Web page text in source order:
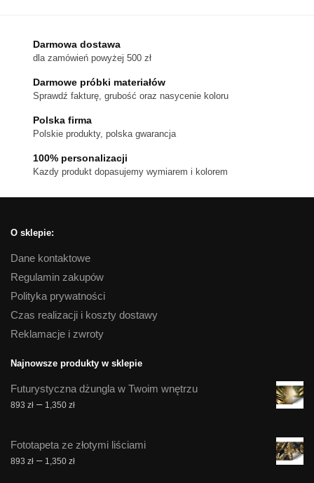
Darmowa dostawa
dla zamówień powyżej 500 zł
Darmowe próbki materiałów
Sprawdź fakturę, grubość oraz nasycenie koloru
Polska firma
Polskie produkty, polska gwarancja
100% personalizacji
Kazdy produkt dopasujemy wymiarem i kolorem
O sklepie:
Dane kontaktowe
Regulamin zakupów
Polityka prywatności
Czas realizacji i koszty dostawy
Reklamacje i zwroty
Najnowsze produkty w sklepie
Futurystyczna dżungla w Twoim wnętrzu
893 zł – 1,350 złZakres
893 zł
do
Fototapeta ze złotymi liściami
893 zł – 1,350 złZakres